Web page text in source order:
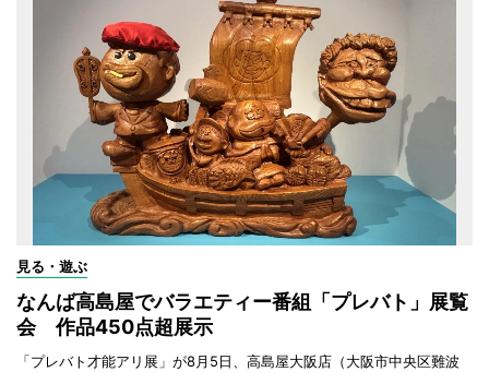
見る・遊ぶ
なんば高島屋でバラエティー番組「プレバト」展覧
会 作品450点超展示
「プレバト才能アリ展」が8月5日、高島屋大阪店（大阪市中央区難波